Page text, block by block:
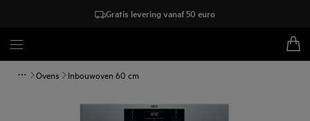
Gratis levering vanaf 50 euro
Ovens Inbouwoven 60 cm